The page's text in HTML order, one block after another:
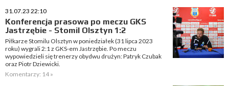
31.07.23 22:10
Konferencja prasowa po meczu GKS
Jastrzębie - Stomil Olsztyn 1:2
Piłkarze Stomilu Olsztyn w poniedziałek (31 lipca 2023
roku) wygrali 2:1 z GKS-em Jastrzębie. Po meczu
wypowiedzieli się trenerzy obydwu drużyn: Patryk Czubak
oraz Piotr Dziewicki.
Komentarzy: 14 »